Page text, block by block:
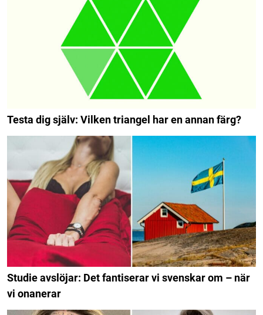
Testa dig själv: Vilken triangel har en annan färg?
Studie avslöjar: Det fantiserar vi svenskar om – när
vi onanerar